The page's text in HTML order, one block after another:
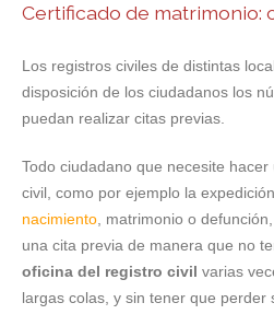
Certificado de matrimonio:
Los registros civiles de distintas
disposición de los ciudadanos los
puedan realizar citas previas.
Todo ciudadano que necesite
civil, como por ejemplo la
nacimiento, matrimonio o
una cita previa de manera que no
oficina del registro civil varias
largas colas, y sin tener que perder